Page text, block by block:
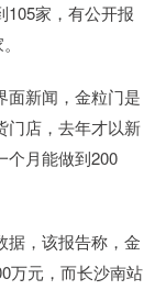
105家，有公开报
面新闻，金粒门是
门店，去年才以新
个月能做到200
据，该报告称，金
万元，而长沙南站